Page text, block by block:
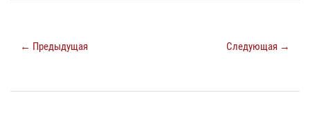
← Предыдущая Следующая →